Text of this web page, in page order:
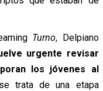
Turno, Delpiano
urgente revisar
los jóvenes al
trata de una etapa